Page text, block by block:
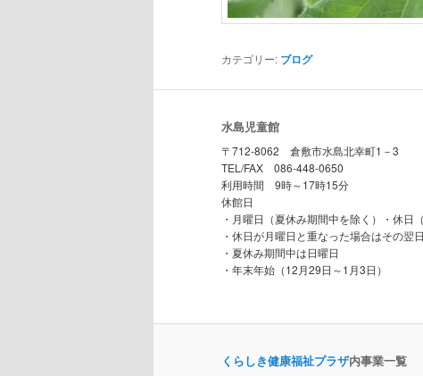
カテゴリー: ブログ
水島児童館
〒712-8062 倉敷市水島北幸町1－3
TEL/FAX 086-448-0650
利用時間 9時～17時15分
休館日
・月曜日（夏休み期間中を除く）・休日
・休日が月曜日と重なった場合はその翌
・夏休み期間中は日曜日
・年末年始（12月29日～1月3日）
くらしき健康福祉プラザ内事業一覧